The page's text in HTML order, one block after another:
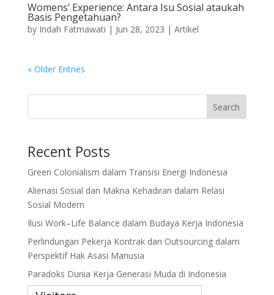
Womens’ Experience: Antara Isu Sosial ataukah
Basis Pengetahuan?
by Indah Fatmawati | Jun 28, 2023 | Artikel
« Older Entries
Search
Recent Posts
Green Colonialism dalam Transisi Energi Indonesia
Alienasi Sosial dan Makna Kehadiran dalam Relasi
Sosial Modern
Ilusi Work–Life Balance dalam Budaya Kerja Indonesia
Perlindungan Pekerja Kontrak dan Outsourcing dalam
Perspektif Hak Asasi Manusia
Paradoks Dunia Kerja Generasi Muda di Indonesia